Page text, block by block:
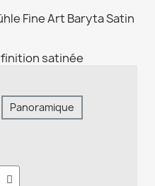
Fine Art Baryta Satin
finition satinée
Panoramique